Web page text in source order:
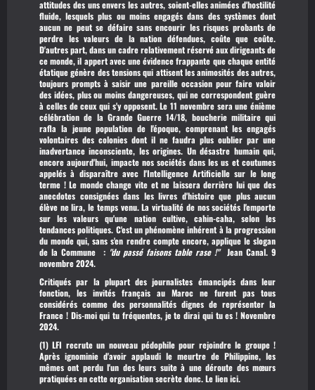
attitudes des uns envers les autres, soient-elles animées d'hostilité
fluide, lesquels plus ou moins engagés dans des systèmes dont
aucun ne peut se défaire sans encourir les risques probants de
perdre les valeurs de la nation défendues, coûte que coûte.
D'autres part, dans un cadre relativement réservé aux dirigeants de
ce monde, il appert avec une évidence frappante que chaque entité
étatique génère des tensions qui attisent les animosités des autres,
toujours prompts à saisir une pareille occasion pour faire valoir
des idées, plus ou moins dangereuses, qui ne correspondent guère
à celles de ceux qui s'y opposent. Le 11 novembre sera une énième
célébration de la Grande Guerre 14/18, boucherie militaire qui
rafla la jeune population de l'époque, comprenant les engagés
volontaires des colonies dont il ne faudra plus oublier par une
inadvertance inconsciente, les origines. Un désastre humain qui,
encore aujourd'hui, impacte nos sociétés dans les us et coutumes
appelés à disparaître avec l'Intelligence Artificielle sur le long
terme ! Le monde change vite et ne laissera derrière lui que des
anecdotes consignées dans les livres d'histoire que plus aucun
élève ne lira, le temps venu. La virtualité de nos sociétés l'emporte
sur les valeurs qu'une nation cultive, cahin-caha, selon les
tendances politiques. C'est un phénomène inhérent à la progression
du monde qui, sans s'en rendre compte encore, applique le slogan
de la Commune :"du passé faisons table rase !" Jean Canal. 9
novembre 2024.
Critiqués par la plupart des journalistes émancipés dans leur
fonction, les invités français au Maroc ne furent pas tous
considérés comme des personnalités dignes de représenter la
France ! Dis-moi qui tu fréquentes, je te dirai qui tu es ! Novembre
2024.
(1) LFI recrute un nouveau pédophile pour rejoindre le groupe !
Après ignominie d'avoir applaudi le meurtre de Philippine, les
mêmes ont perdu l'un des leurs suite à une déroute des mœurs
pratiquées en cette organisation secrète donc.Le lien ici.